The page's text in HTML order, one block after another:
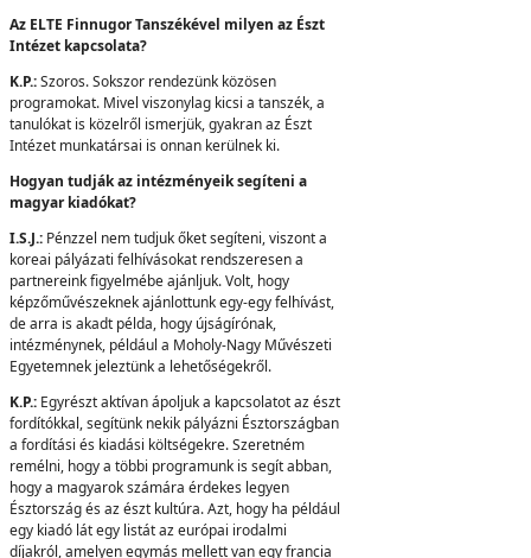
Az ELTE Finnugor Tanszékével milyen az Észt
Intézet kapcsolata?
K.P.:Szoros. Sokszor rendezünk közösen
programokat. Mivel viszonylag kicsi a tanszék, a
tanulókat is közelről ismerjük, gyakran az Észt
Intézet munkatársai is onnan kerülnek ki.
Hogyan tudják az intézményeik segíteni a
magyar kiadókat?
I.S.J.: Pénzzel nem tudjuk őket segíteni, viszont a
koreai pályázati felhívásokat rendszeresen a
partnereink figyelmébe ajánljuk. Volt, hogy
képzőművészeknek ajánlottunk egy-egy felhívást,
de arra is akadt példa, hogy újságírónak,
intézménynek, például a Moholy-Nagy Művészeti
Egyetemnek jeleztünk a lehetőségekről.
K.P.: Egyrészt aktívan ápoljuk a kapcsolatot az észt
fordítókkal, segítünk nekik pályázni Észtországban
a fordítási és kiadási költségekre. Szeretném
remélni, hogy a többi programunk is segít abban,
hogy a magyarok számára érdekes legyen
Észtország és az észt kultúra. Azt, hogy ha például
egy kiadó lát egy listát az európai irodalmi
díjakról, amelyen egymás mellett van egy francia